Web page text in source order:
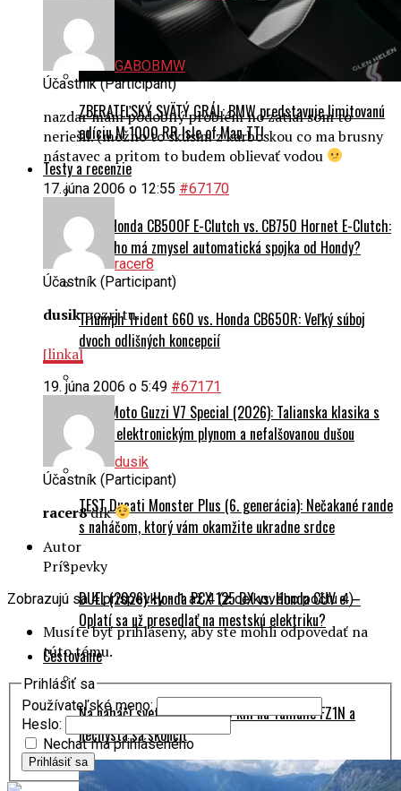
ZBERATEĽSKÝ SVÄTÝ GRÁL: BMW predstavuje limitovanú
edíciu M 1000 RR Isle of Man TT!
Testy a recenzie
TEST Honda CB500F E-Clutch vs. CB750 Hornet E-Clutch:
Pre koho má zmysel automatická spojka od Hondy?
Triumph Trident 660 vs. Honda CB650R: Veľký súboj
dvoch odlišných koncepcií
TEST Moto Guzzi V7 Special (2026): Talianska klasika s
novým elektronickým plynom a nefalšovanou dušou
TEST Ducati Monster Plus (6. generácia): Nečakané rande
s naháčom, ktorý vám okamžite ukradne srdce
DUEL (2026): Honda PCX 125 DX vs. Honda CUV e: –
Oplatí sa už presedlať na mestskú elektriku?
Cestovanie
Na naháči svetom: 245 000 km na Yamahe FZ1N a
nechystá sa skončiť
GABOBMW
Účastník (Participant)
nazdar mám podobný problém no zatial som to
neriešil. (možno to skúsim z karboskou co ma brusny
nástavec a pritom to budem oblievať vodou
17. júna 2006 o 12:55 #67170
racer8
Účastník (Participant)
dusikpozri tu..
[linka]
19. júna 2006 o 5:49 #67171
dusik
Účastník (Participant)
racer8dík
Autor
Príspevky
Zobrazujú sa 4 príspevky - 1 až 4 (z celkového počtu 4)
Musíte byť prihlásený, aby ste mohli odpovedať na
túto tému.
Prihlásiť sa
Používateľské meno:
Heslo:
Nechať ma prihláseného
Prihlásiť sa